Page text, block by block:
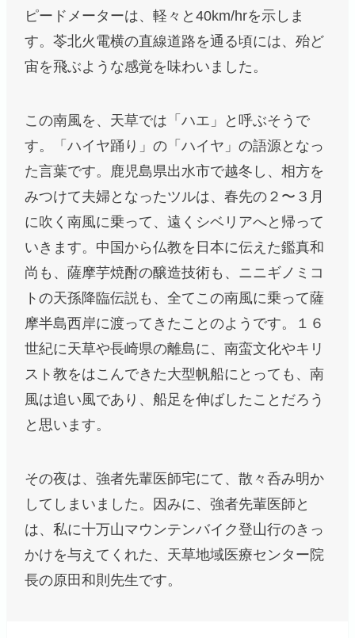
ピードメーターは、軽々と40km/hrを示しま
す。苓北火電横の直線道路を通る頃には、殆ど
宙を飛ぶような感覚を味わいました。
この南風を、天草では「ハエ」と呼ぶそうで
す。「ハイヤ踊り」の「ハイヤ」の語源となっ
た言葉です。鹿児島県出水市で越冬し、相方を
みつけて夫婦となったツルは、春先の２〜３月
に吹く南風に乗って、遠くシベリアへと帰って
いきます。中国から仏教を日本に伝えた鑑真和
尚も、薩摩芋焼酎の醸造技術も、ニニギノミコ
トの天孫降臨伝説も、全てこの南風に乗って薩
摩半島西岸に渡ってきたことのようです。１６
世紀に天草や長崎県の離島に、南蛮文化やキリ
スト教をはこんできた大型帆船にとっても、南
風は追い風であり、船足を伸ばしたことだろう
と思います。
その夜は、強者先輩医師宅にて、散々呑み明か
してしまいました。因みに、強者先輩医師と
は、私に十万山マウンテンバイク登山行のきっ
かけを与えてくれた、天草地域医療センター院
長の原田和則先生です。